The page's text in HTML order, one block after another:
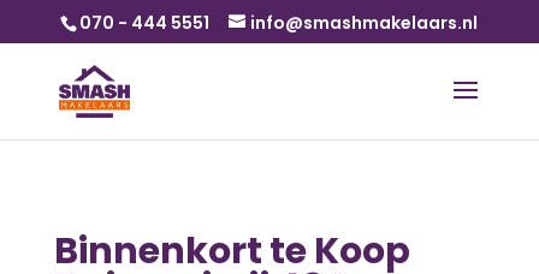
070 - 444 5551 info@smashmakelaars.nl
Binnenkort te Koop